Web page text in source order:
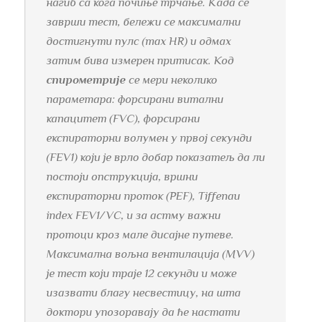
заврши тест, бележи се максимални
достигнути пулс (max HR) и одмах
затим бива измерен притисак. Код
спирометрије се мери неколико
параметара: форсирани витални
капацитет (FVC), форсирани
експираторни волумен у првој секунди
(FEV1) који је врло добар показатељ да ли
постоји опструкција, вршни
експираторни проток (PEF), Tiffenau
index FEV1/VC, и за астму важни
протоци кроз мале дисајне путеве.
Максимална вољна вентилација (MVV)
је тест који траје 12 секунди и може
изазвати благу несвестицу, на шта
доктори упозоравају да ће настати